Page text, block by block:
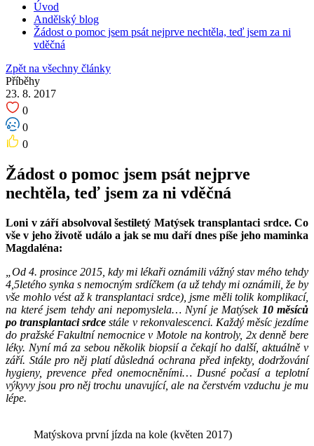
Úvod
Andělský blog
Žádost o pomoc jsem psát nejprve nechtěla, teď jsem za ni
vděčná
Zpět na všechny články
Příběhy
23. 8. 2017
0
0
0
Žádost o pomoc jsem psát nejprve
nechtěla, teď jsem za ni vděčná
Loni v září absolvoval šestiletý Matýsek transplantaci srdce. Co
vše v jeho životě událo a jak se mu daří dnes píše jeho maminka
Magdaléna:
„Od 4. prosince 2015, kdy mi lékaři oznámili vážný stav mého tehdy
4,5letého synka s nemocným srdíčkem (a už tehdy mi oznámili, že by
vše mohlo vést až k transplantaci srdce), jsme měli tolik komplikací,
na které jsem tehdy ani nepomyslela… Nyní je Matýsek 10 měsíců
po transplantaci srdce stále v rekonvalescenci. Každý měsíc jezdíme
do pražské Fakultní nemocnice v Motole na kontroly, 2x denně bere
léky. Nyní má za sebou několik biopsií a čekají ho další, aktuálně v
září. Stále pro něj platí důsledná ochrana před infekty, dodržování
hygieny, prevence před onemocněními… Dusné počasí a teplotní
výkyvy jsou pro něj trochu unavující, ale na čerstvém vzduchu je mu
lépe.
Matýskova první jízda na kole (květen 2017)